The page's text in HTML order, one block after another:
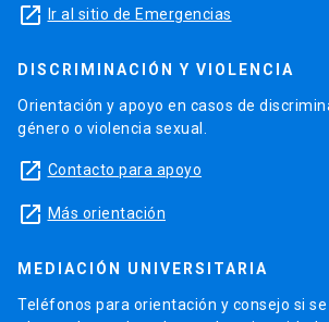
launch Ir al sitio de Emergencias
DISCRIMINACIÓN Y VIOLENCIA
Orientación y apoyo en casos de
género o violencia sexual.
launch Contacto para apoyo
launch Más orientación
MEDIACIÓN UNIVERSITARIA
Teléfonos para orientación y consejo si